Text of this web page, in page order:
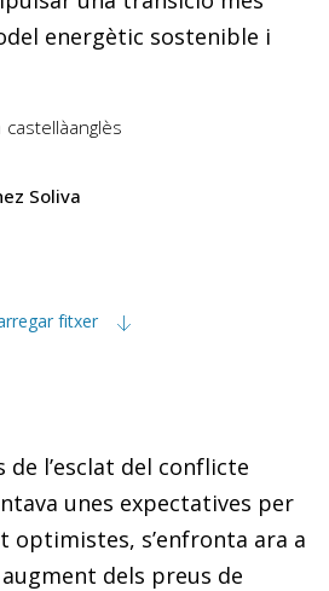
energètic sostenible i
castellàanglès
Soliva
fitxer
de l’esclat del conflicte
unes expectatives per
optimistes, s’enfronta ara a
augment dels preus de